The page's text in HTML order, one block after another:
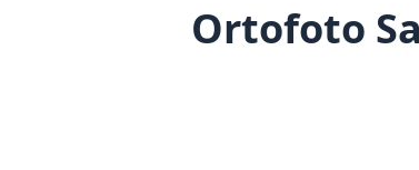
Ortofoto